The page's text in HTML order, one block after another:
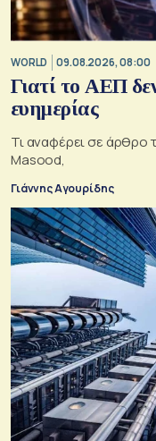
WORLD 09.08.2026, 08:00
Γιατί το ΑΕΠ
ευημερίας
Τι αναφέρει σε άρθρο
Masood,
Γιάννης Αγουρίδης